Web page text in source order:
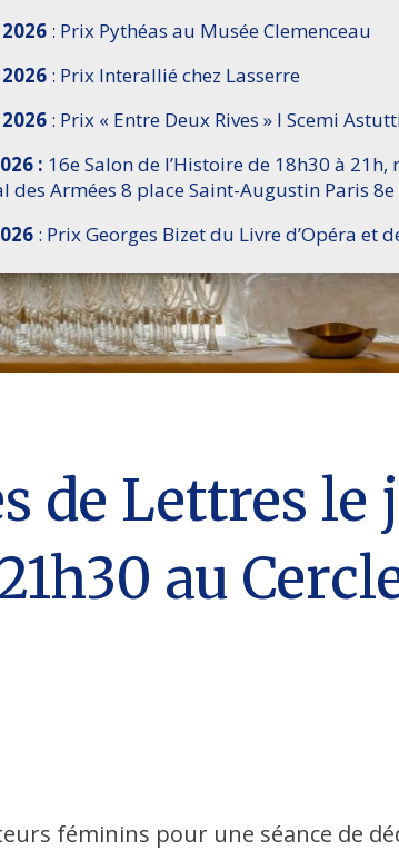
: Prix Pythéas au Musée Clemenceau
: Prix Interallié chez Lasserre
: Prix « Entre Deux Rives » I Scemi
: 16e Salon de l’Histoire de 18h30 à
des Armées 8 place Saint-Augustin Paris 8e
: Prix Georges Bizet du Livre d’Opéra et
de Lettres le
au
féminins pour une séance de